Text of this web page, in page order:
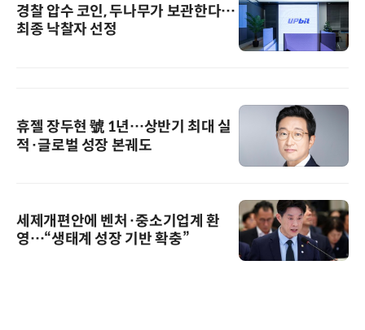
경찰 압수 코인, 두나무가 보관한다…
최종 낙찰자 선정
휴젤 장두현 號 1년…상반기 최대 실
적·글로벌 성장 본궤도
세제개편안에 벤처·중소기업계 환
영…“생태계 성장 기반 확충”